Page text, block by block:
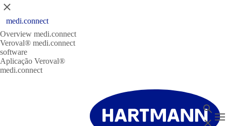
Close
medi.connect
Overview medi.connect
Veroval® medi.connect
software
Aplicação Veroval®
medi.connect
Close